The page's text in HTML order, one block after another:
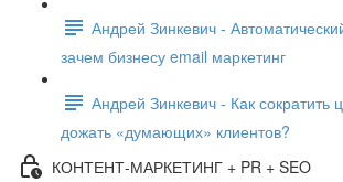
Андрей Зинкевич -
зачем бизнесу email маркетинг
Андрей Зинкевич - Как сократить
дожать «думающих» клиентов?
КОНТЕНТ-МАРКЕТИНГ + PR + SEO